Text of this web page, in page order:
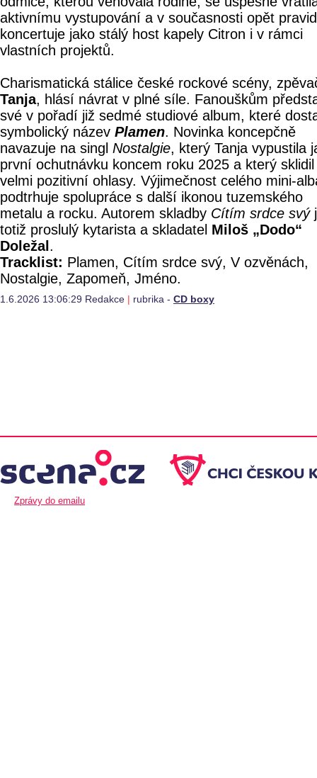
aktivnímu vystupování a v současnosti opět
koncertuje jako stálý host kapely Citron i v rámci
vlastních projektů.
Charismatická stálice české rockové scény,
Tanja, hlásí návrat v plné síle. Fanouškům
své v pořadí již sedmé studiové album, které
symbolický název Plamen. Novinka koncepčně
navazuje na singl Nostalgie, který Tanja vypustila
první ochutnávku koncem roku 2025 a který sklidil
velmi pozitivní ohlasy. Výjimečnost celého mini-
podtrhuje spolupráce s další ikonou tuzemského
metalu a rocku. Autorem skladby Cítím srdce svý
totiž proslulý kytarista a skladatel Miloš „Dodo“
Doležal.
Tracklist: Plamen, Cítím srdce svý, V ozvěnách,
Nostalgie, Zapomeň, Jméno.
1.6.2026 13:06:29 Redakce | rubrika - CD boxy
Zprávy do emailu